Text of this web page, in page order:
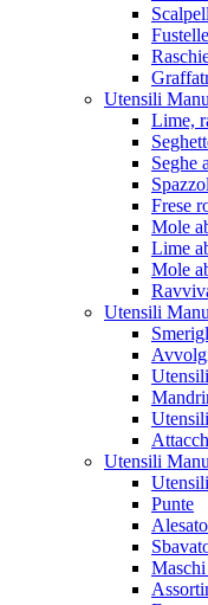
Utensili
Lime,
Seghe
Frese
Mole
Lime
Mole
Utensili
Utensili
Punte